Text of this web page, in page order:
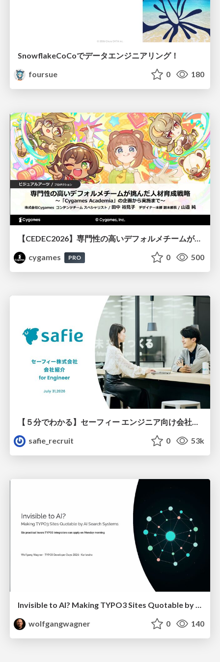
SnowflakeCoCoでデータエンジニアリング！
foursue
0 180
【CEDEC2026】専門性の高いデフォルメチームが挑んだ人材育成戦略 〜Cygames Academiaの企画から実施まで〜
cygames
PRO 0 500
safie_recruit
0 53k
Invisible to AI? Making TYPO3 Sites Quotable by AI Search Systems
wolfgangwagner
0 140